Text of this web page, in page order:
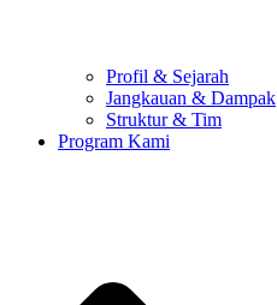
Profil & Sejarah
Jangkauan & Dampak
Struktur & Tim
Program Kami